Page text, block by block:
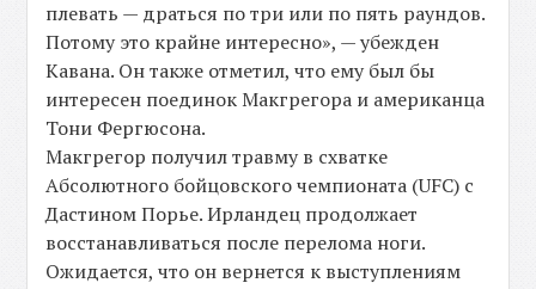
плевать — драться по три или по пять раундов.
Потому это крайне интересно», — убежден
Кавана. Он также отметил, что ему был бы
интересен поединок Макгрегора и американца
Тони Фергюсона.
Макгрегор получил травму в схватке
Абсолютного бойцовского чемпионата (UFC) с
Дастином Порье. Ирландец продолжает
восстанавливаться после перелома ноги.
Ожидается, что он вернется к выступлениям